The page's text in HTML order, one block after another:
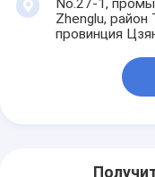
Zhenglu, район
провинция